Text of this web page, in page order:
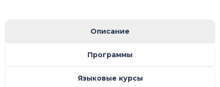
Описание
Программы
Языковые курсы